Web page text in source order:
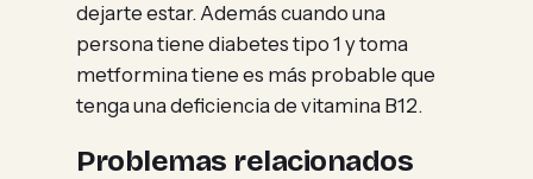
dejarte estar. Además cuando una
persona tiene diabetes tipo 1 y toma
metformina tiene es más probable que
tenga una deficiencia de vitamina B12.
Problemas relacionados